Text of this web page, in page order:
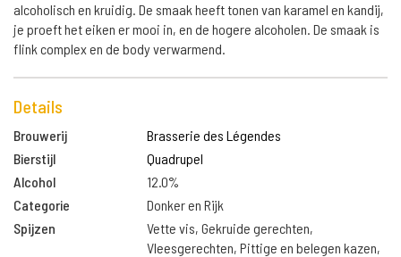
alcoholisch en kruidig. De smaak heeft tonen van karamel en kandij,
je proeft het eiken er mooi in, en de hogere alcoholen. De smaak is
flink complex en de body verwarmend.
Details
Brouwerij
Brasserie des Légendes
Bierstijl
Quadrupel
Alcohol
12.0%
Categorie
Donker en Rijk
Spijzen
Vette vis, Gekruide gerechten,
Vleesgerechten, Pittige en belegen kazen,